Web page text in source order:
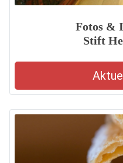
Fotos &
Stift